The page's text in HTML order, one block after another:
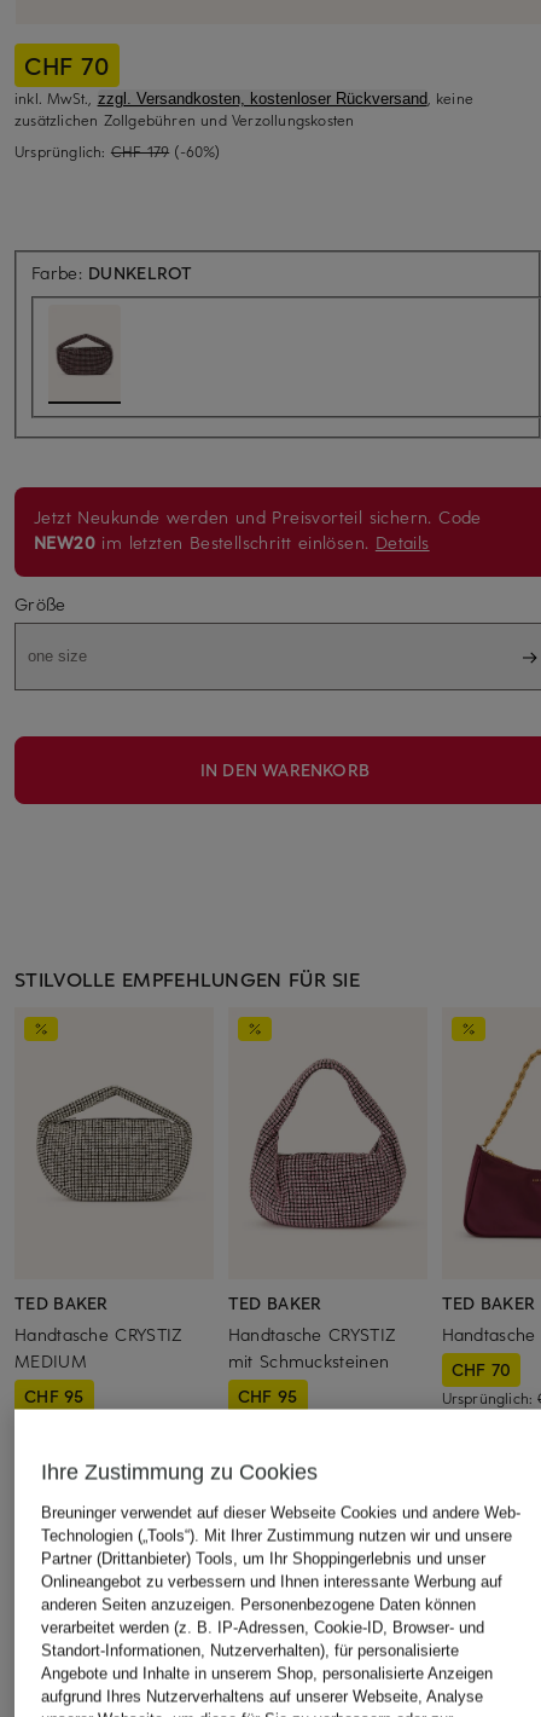
CHF 70
inkl. MwSt., zzgl. Versandkosten, kostenloser Rückversand, keine
zusätzlichen Zollgebühren und Verzollungskosten
Ursprünglich: CHF 179 (-60%)
Farbe: DUNKELROT
Jetzt Neukunde werden und Preisvorteil sichern. Code
NEW20 im letzten Bestellschritt einlösen. Details
Größe
one size
IN DEN WARENKORB
STILVOLLE EMPFEHLUNGEN FÜR SIE
TED BAKER
Handtasche CRYSTIZ
MEDIUM
CHF 95
TED BAKER
Handtasche CRYSTIZ
mit Schmucksteinen
CHF 95
TED BAKER
Handtasche
CHF 70
Ursprünglich:
Ihre Zustimmung zu Cookies
Breuninger verwendet auf dieser Webseite Cookies und andere Web-
Technologien („Tools“). Mit Ihrer Zustimmung nutzen wir und unsere
Partner (Drittanbieter) Tools, um Ihr Shoppingerlebnis und unser
Onlineangebot zu verbessern und Ihnen interessante Werbung auf
anderen Seiten anzuzeigen. Personenbezogene Daten können
verarbeitet werden (z. B. IP-Adressen, Cookie-ID, Browser- und
Standort-Informationen, Nutzerverhalten), für personalisierte
Angebote und Inhalte in unserem Shop, personalisierte Anzeigen
aufgrund Ihres Nutzerverhaltens auf unserer Webseite, Analyse